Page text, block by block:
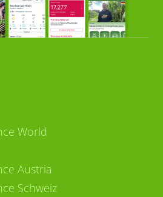
World
Austria
Schweiz